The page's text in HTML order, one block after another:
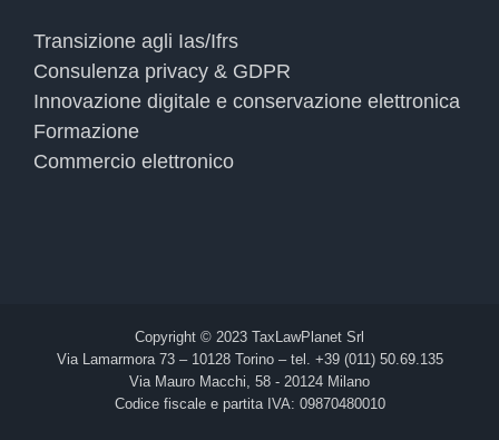
Transizione agli Ias/Ifrs
Consulenza privacy & GDPR
Innovazione digitale e conservazione elettronica
Formazione
Commercio elettronico
Copyright © 2023 TaxLawPlanet Srl
Via Lamarmora 73 – 10128 Torino – tel. +39 (011) 50.69.135
Via Mauro Macchi, 58 - 20124 Milano
Codice fiscale e partita IVA: 09870480010